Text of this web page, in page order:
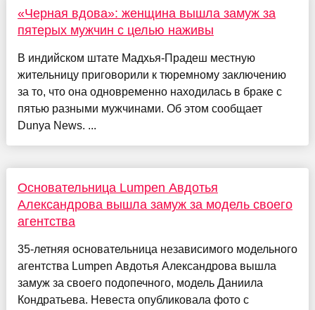
«Черная вдова»: женщина вышла замуж за
пятерых мужчин с целью наживы
В индийском штате Мадхья-Прадеш местную
жительницу приговорили к тюремному заключению
за то, что она одновременно находилась в браке с
пятью разными мужчинами. Об этом сообщает
Dunya News. ...
Основательница Lumpen Авдотья
Александрова вышла замуж за модель своего
агентства
35-летняя основательница независимого модельного
агентства Lumpen Авдотья Александрова вышла
замуж за своего подопечного, модель Даниила
Кондратьева. Невеста опубликовала фото с